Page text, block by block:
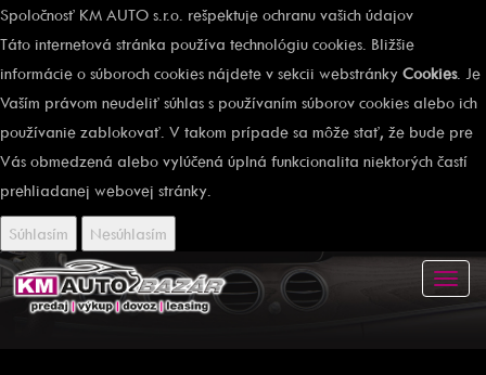
Spoločnosť KM AUTO s.r.o. rešpektuje ochranu vašich údajov
Táto internetová stránka používa technológiu cookies. Bližšie
informácie o súboroch cookies nájdete v sekcii webstránky Cookies. Je
Vaším právom neudeliť súhlas s používaním súborov cookies alebo ich
používanie zablokovať. V takom prípade sa môže stať, že bude pre
Vás obmedzená alebo vylúčená úplná funkcionalita niektorých častí
prehliadanej webovej stránky.
Súhlasím Nesúhlasím